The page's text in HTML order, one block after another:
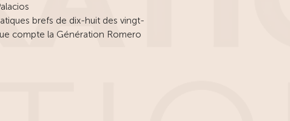
brefs de dix-huit des vingt-
compte la Génération Romero